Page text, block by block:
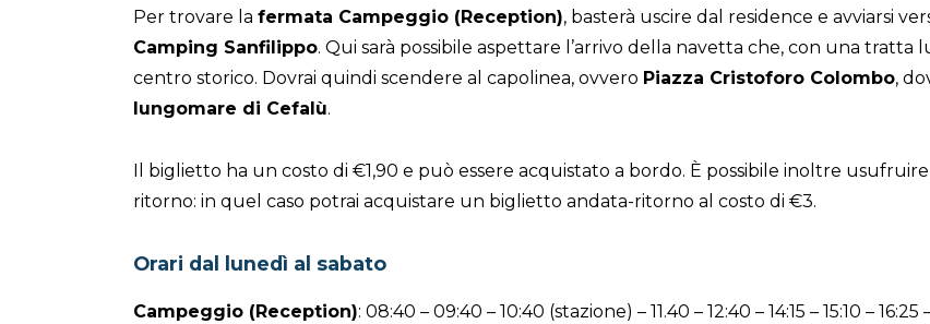
Per trovare la fermata Campeggio (Reception), basterà uscire dal residence e avviarsi
Camping Sanfilippo. Qui sarà possibile aspettare l’arrivo della navetta che, con una tratta
centro storico. Dovrai quindi scendere al capolinea, ovvero Piazza Cristoforo Colombo,
lungomare di Cefalù.
Il biglietto ha un costo di €1,90 e può essere acquistato a bordo. È possibile inoltre
ritorno: in quel caso potrai acquistare un biglietto andata-ritorno al costo di €3.
Orari dal lunedì al sabato
Campeggio (Reception): 08:40 – 09:40 – 10:40 (stazione) – 11.40 – 12:40 – 14:15 – 15:10 –